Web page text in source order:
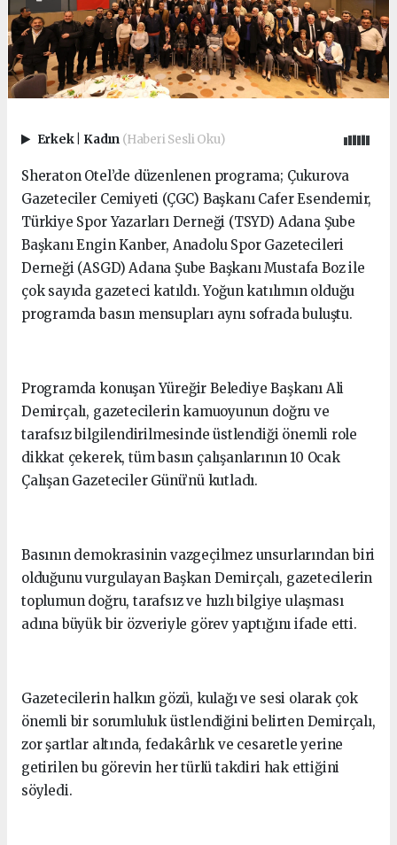
Erkek Kadın (Haberi Sesli Oku)
Sheraton Otel’de düzenlenen programa; Çukurova
Gazeteciler Cemiyeti (ÇGC) Başkanı Cafer Esendemir,
Türkiye Spor Yazarları Derneği (TSYD) Adana Şube
Başkanı Engin Kanber, Anadolu Spor Gazetecileri
Derneği (ASGD) Adana Şube Başkanı Mustafa Boz ile
çok sayıda gazeteci katıldı. Yoğun katılımın olduğu
programda basın mensupları aynı sofrada buluştu.
Programda konuşan Yüreğir Belediye Başkanı Ali
Demirçalı, gazetecilerin kamuoyunun doğru ve
tarafsız bilgilendirilmesinde üstlendiği önemli role
dikkat çekerek, tüm basın çalışanlarının 10 Ocak
Çalışan Gazeteciler Günü’nü kutladı.
Basının demokrasinin vazgeçilmez unsurlarından biri
olduğunu vurgulayan Başkan Demirçalı, gazetecilerin
toplumun doğru, tarafsız ve hızlı bilgiye ulaşması
adına büyük bir özveriyle görev yaptığını ifade etti.
Gazetecilerin halkın gözü, kulağı ve sesi olarak çok
önemli bir sorumluluk üstlendiğini belirten Demirçalı,
zor şartlar altında, fedakârlık ve cesaretle yerine
getirilen bu görevin her türlü takdiri hak ettiğini
söyledi.